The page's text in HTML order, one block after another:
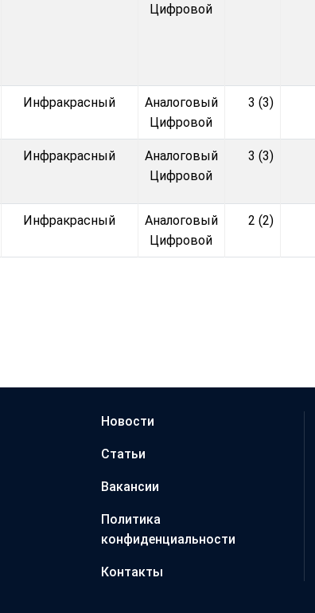
Цифровой
Инфракрасный
Аналоговый
Цифровой
3 (3)
Инфракрасный
Аналоговый
Цифровой
3 (3)
Инфракрасный
Аналоговый
Цифровой
2 (2)
Новости
Статьи
Вакансии
Политика
конфиденциальности
Контакты